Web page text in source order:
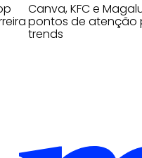
Canva, KFC e
pontos de atenção
trends